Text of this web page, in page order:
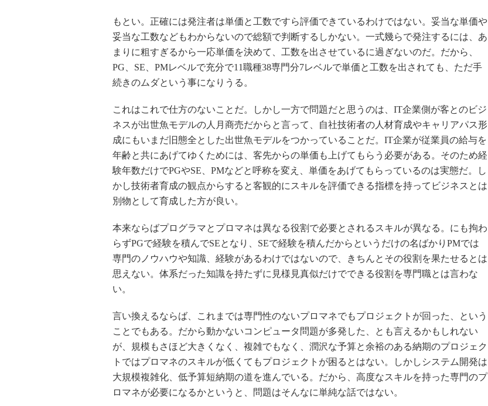
もとい。正確には発注者は単価と工数ですら評価できているわけではない。妥当な単価や
妥当な工数などもわからないので総額で判断するしかない。一式幾らで発注するには、あ
まりに粗すぎるから一応単価を決めて、工数を出させているに過ぎないのだ。だから、
PG、SE、PMレベルで充分で11職種38専門分7レベルで単価と工数を出されても、ただ手
続きのムダという事になりうる。
これはこれで仕方のないことだ。しかし一方で問題だと思うのは、IT企業側が客とのビジ
ネスが出世魚モデルの人月商売だからと言って、自社技術者の人材育成やキャリアパス形
成にもいまだ旧態全とした出世魚モデルをつかっていることだ。IT企業が従業員の給与を
年齢と共にあげてゆくためには、客先からの単価も上げてもらう必要がある。そのため経
験年数だけでPGやSE、PMなどと呼称を変え、単価をあげてもらっているのは実態だ。し
かし技術者育成の観点からすると客観的にスキルを評価できる指標を持ってビジネスとは
別物として育成した方が良い。
本来ならばプログラマとプロマネは異なる役割で必要とされるスキルが異なる。にも拘わ
らずPGで経験を積んでSEとなり、SEで経験を積んだからというだけの名ばかりPMでは
専門のノウハウや知識、経験があるわけではないので、きちんとその役割を果たせるとは
思えない。体系だった知識を持たずに見様見真似だけでできる役割を専門職とは言わな
い。
言い換えるならば、これまでは専門性のないプロマネでもプロジェクトが回った、という
ことでもある。だから動かないコンピュータ問題が多発した、とも言えるかもしれない
が、規模もさほど大きくなく、複雑でもなく、潤沢な予算と余裕のある納期のプロジェク
トではプロマネのスキルが低くてもプロジェクトが困るとはない。しかしシステム開発は
大規模複雑化、低予算短納期の道を進んでいる。だから、高度なスキルを持った専門のプ
ロマネが必要になるかというと、問題はそんなに単純な話ではない。